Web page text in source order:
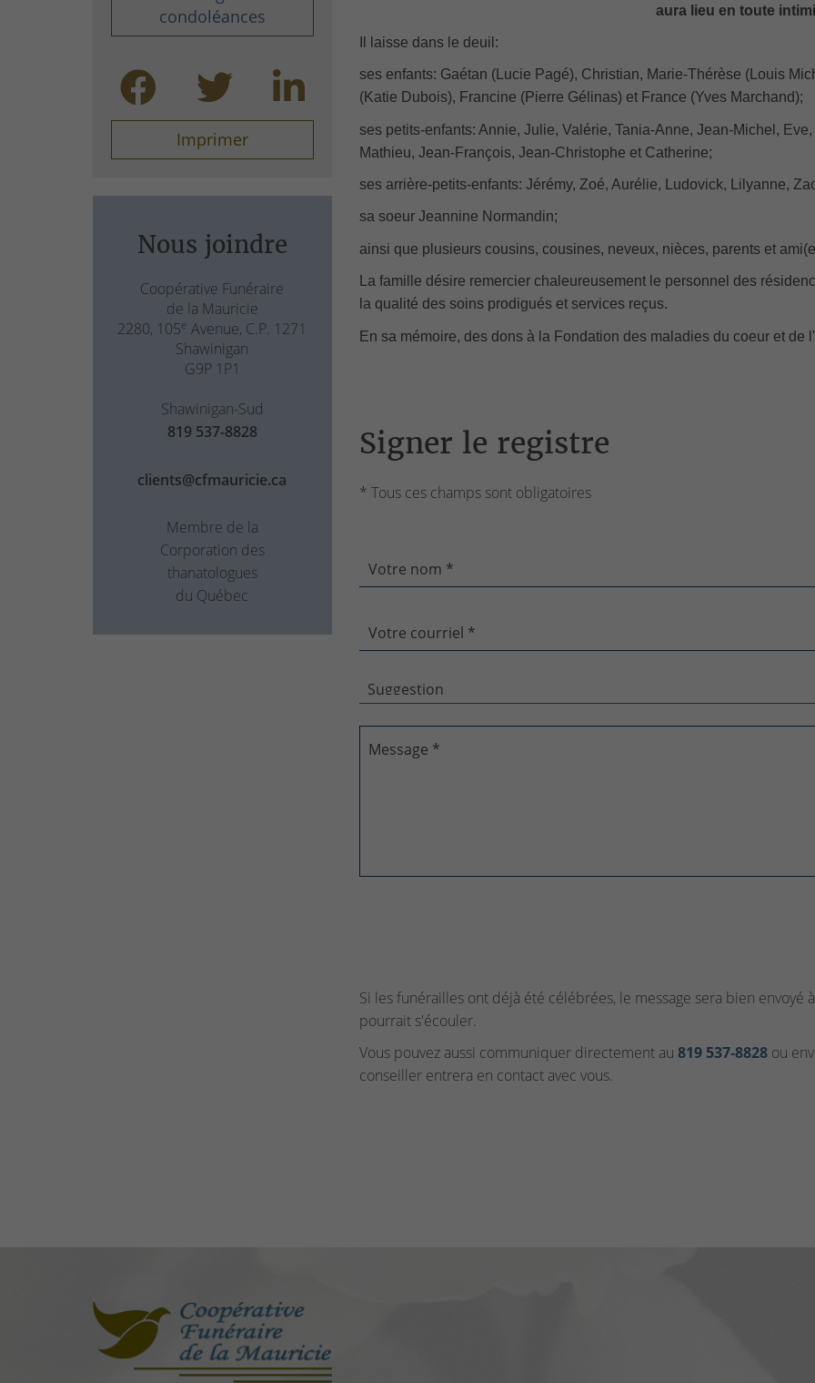
condoléances
Imprimer
Nous joindre
Coopérative Funéraire
de la Mauricie
2280, 105e Avenue, C.P. 1271
Shawinigan
G9P 1P1
Shawinigan-Sud
819 537-8828
clients@cfmauricie.ca
Membre de la
Corporation des
thanatologues
du Québec
aura lieu en toute
Il laisse dans le deuil:
ses enfants: Gaétan (Lucie Pagé), Christian, Marie-Thérèse (Louis
(Katie Dubois), Francine (Pierre Gélinas) et France (Yves Marchand);
ses petits-enfants: Annie, Julie, Valérie, Tania-Anne, Jean-Michel,
Mathieu, Jean-François, Jean-Christophe et Catherine;
ses arrière-petits-enfants: Jérémy, Zoé, Aurélie, Ludovick, Lilyanne,
sa soeur Jeannine Normandin;
ainsi que plusieurs cousins, cousines, neveux, nièces, parents et
La famille désire remercier chaleureusement le personnel des
la qualité des soins prodigués et services reçus.
En sa mémoire, des dons à la Fondation des maladies du coeur et de
Signer le registre
* Tous ces champs sont obligatoires
Votre nom *
Votre courriel *
Message *
Si les funérailles ont déjà été célébrées, le message sera bien envoyé
pourrait s'écouler.
Vous pouvez aussi communiquer directement au 819 537‑8828ou
conseiller entrera en contact avec vous.